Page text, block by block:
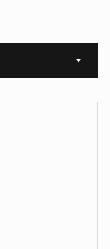
Sort